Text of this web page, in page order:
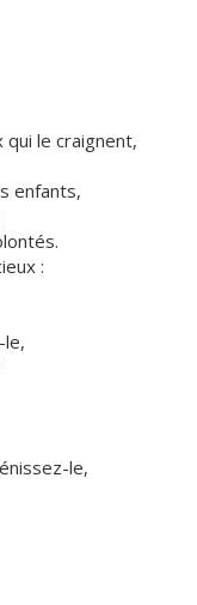
qui le craignent,
enfants,
:
le,
le,